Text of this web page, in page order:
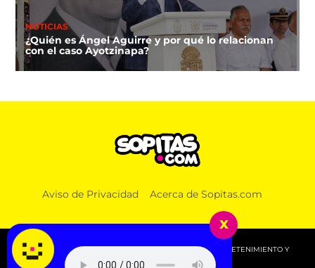
NOTICIAS
¿Quién es Ángel Aguirre y por qué lo relacionan
con el caso Ayotzinapa?
Lucas, el primer lomito que recibirá pensión
Aviso de Privacidad Acerca de Sopitas.com
© 2026 SOPITAS.COM - MÚSICA, NOTICIAS, DEPORTES, ENTRETENIMIENTO Y
MÁS!.
x